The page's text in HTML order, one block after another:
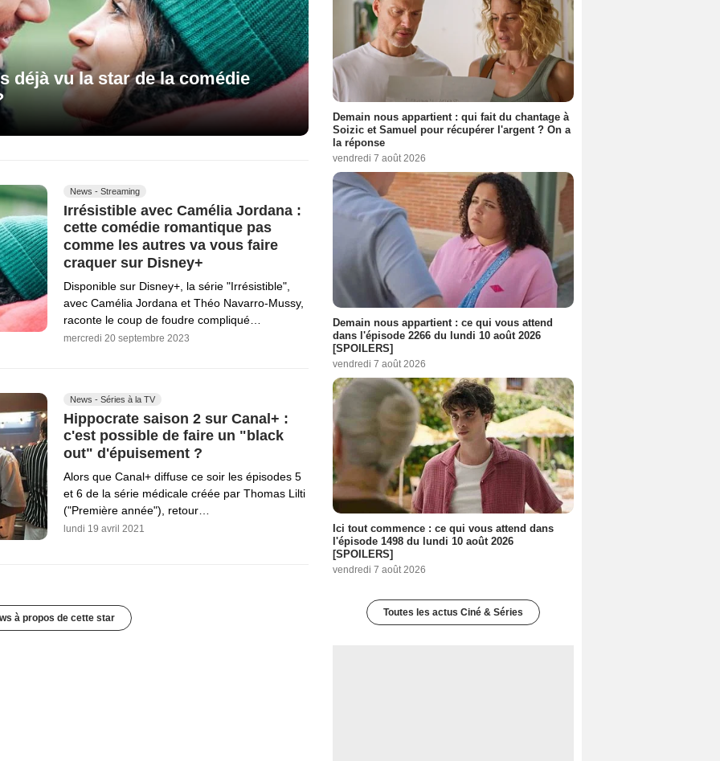
déjà vu la star de la comédie
News - Streaming
Irrésistible avec Camélia Jordana :
cette comédie romantique pas
comme les autres va vous faire
craquer sur Disney+
Disponible sur Disney+, la série "Irrésistible",
avec Camélia Jordana et Théo Navarro-Mussy,
raconte le coup de foudre compliqué…
mercredi 20 septembre 2023
News - Séries à la TV
Hippocrate saison 2 sur Canal+ :
c'est possible de faire un "black
out" d'épuisement ?
Alors que Canal+ diffuse ce soir les épisodes 5
et 6 de la série médicale créée par Thomas Lilti
("Première année"), retour…
lundi 19 avril 2021
à propos de cette star
Demain nous appartient : qui fait du chantage à
Soizic et Samuel pour récupérer l'argent ? On a
la réponse
vendredi 7 août 2026
Demain nous appartient : ce qui vous attend
dans l'épisode 2266 du lundi 10 août 2026
[SPOILERS]
vendredi 7 août 2026
Ici tout commence : ce qui vous attend dans
l'épisode 1498 du lundi 10 août 2026
[SPOILERS]
vendredi 7 août 2026
Toutes les actus Ciné & Séries